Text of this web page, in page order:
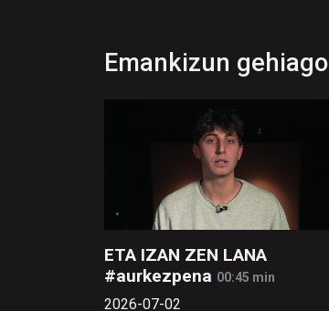
Emankizun gehiago
ETA IZAN ZEN LANA
#aurkezpena 00:45 min
2026-07-02